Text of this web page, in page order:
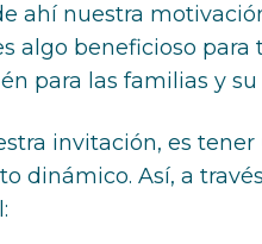
ahí nuestra
algo beneficioso
para las familias y
invitación, es
dinámico. Así, a